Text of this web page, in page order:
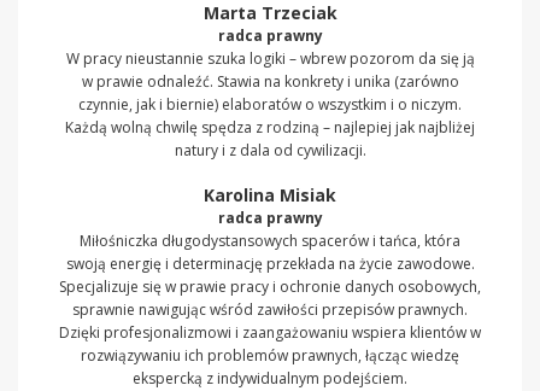
Marta Trzeciak
radca prawny
W pracy nieustannie szuka logiki – wbrew pozorom da się ją
w prawie odnaleźć. Stawia na konkrety i unika (zarówno
czynnie, jak i biernie) elaboratów o wszystkim i o niczym.
Każdą wolną chwilę spędza z rodziną – najlepiej jak najbliżej
natury i z dala od cywilizacji.
Karolina Misiak
radca prawny
Miłośniczka długodystansowych spacerów i tańca, która
swoją energię i determinację przekłada na życie zawodowe.
Specjalizuje się w prawie pracy i ochronie danych osobowych,
sprawnie nawigując wśród zawiłości przepisów prawnych.
Dzięki profesjonalizmowi i zaangażowaniu wspiera klientów w
rozwiązywaniu ich problemów prawnych, łącząc wiedzę
ekspercką z indywidualnym podejściem.